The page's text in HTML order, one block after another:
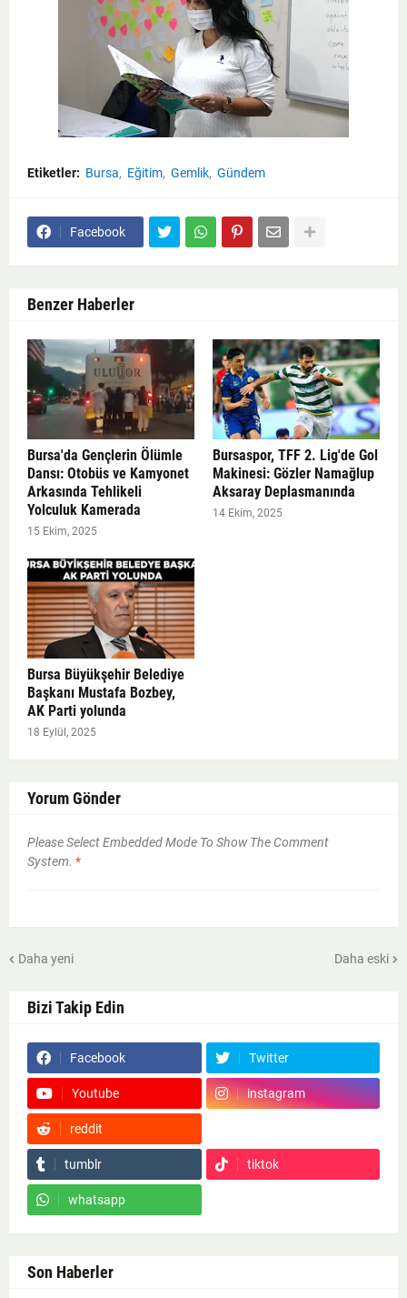
Etiketler: Bursa Eğitim Gemlik Gündem
Facebook
Benzer Haberler
Bursa'da Gençlerin Ölümle
Dansı: Otobüs ve Kamyonet
Arkasında Tehlikeli
Yolculuk Kamerada
15 Ekim, 2025
Bursaspor, TFF 2. Lig'de Gol
Makinesi: Gözler Namağlup
Aksaray Deplasmanında
14 Ekim, 2025
Bursa Büyükşehir Belediye
Başkanı Mustafa Bozbey,
AK Parti yolunda
18 Eylül, 2025
Yorum Gönder
Please Select Embedded Mode To Show The Comment
System. *
Daha yeni Daha eski
Bizi Takip Edin
Facebook Twitter
Youtube instagram
reddit
tumblr tiktok
whatsapp
Son Haberler